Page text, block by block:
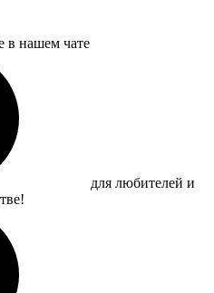
в нашем чате
для любителей и